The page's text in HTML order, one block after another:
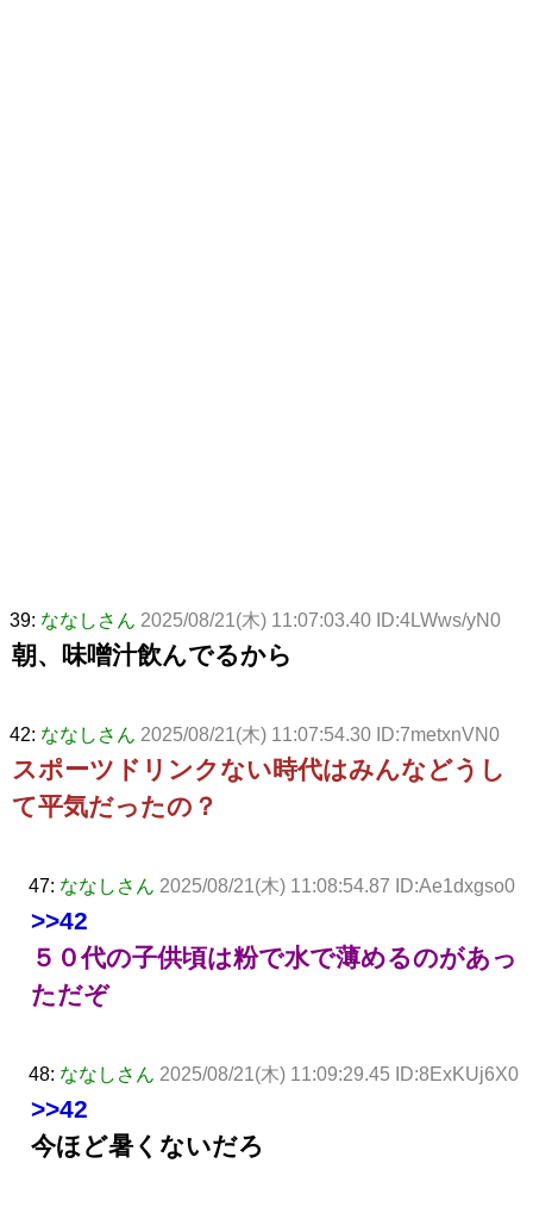
39: ななしさん 2025/08/21(木) 11:07:03.40 ID:4LWws/yN0
朝、味噌汁飲んでるから
42: ななしさん 2025/08/21(木) 11:07:54.30 ID:7metxnVN0
スポーツドリンクない時代はみんなどうし
て平気だったの？
47: ななしさん 2025/08/21(木) 11:08:54.87 ID:Ae1dxgso0
>>42
５０代の子供頃は粉で水で薄めるのがあっ
ただぞ
48: ななしさん 2025/08/21(木) 11:09:29.45 ID:8ExKUj6X0
>>42
今ほど暑くないだろ